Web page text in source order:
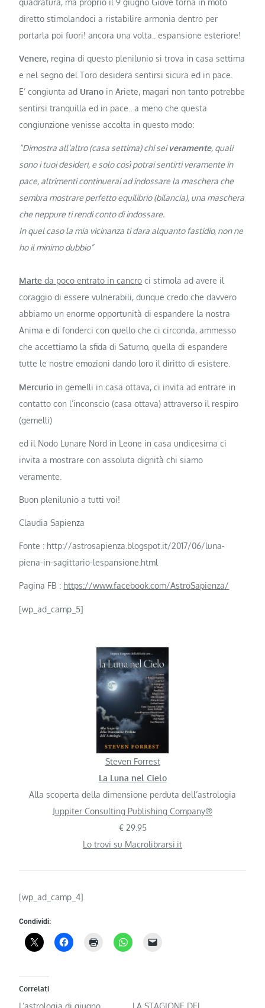
quadratura, ma proprio il 9 giugno Giove torna in moto
diretto stimolandoci a ristabilire armonia dentro per
portarla poi fuori! ancora una volta.. espansione esteriore!
Venere, regina di questo plenilunio si trova in casa settima
e nel segno del Toro desidera sentirsi sicura ed in pace.
E’ congiunta ad Urano in Ariete, magari non tanto potrebbe
sentirsi tranquilla ed in pace.. a meno che questa
congiunzione venisse accolta in questo modo:
“Dimostra all’altro (casa settima) chi seiveramente, quali
sono i tuoi desideri, e solo così potrai sentirti veramente in
pace, altrimenti continuerai ad indossare la maschera che
sembra mostrare perfetto equilibrio (bilancia), una maschera
che neppure ti rendi conto di indossare.
In quel caso la mia vicinanza ti dara alquanto fastidio, non ne
ho il minimo dubbio”
Marte da poco entrato in cancro ci stimola ad avere il
coraggio di essere vulnerabili, dunque credo che davvero
abbiamo un enorme opportunità di espandere la nostra
Anima e di fonderci con quello che ci circonda, ammesso
che accettiamo la sfida di Saturno, quella di espandere
tutte le nostre emozioni dando loro il diritto di esistere.
Mercurio in gemelli in casa ottava, ci invita ad entrare in
contatto con l’inconscio (casa ottava) attraverso il respiro
(gemelli)
ed il Nodo Lunare Nord in Leone in casa undicesima ci
invita a mostrare con assoluta dignità chi siamo
veramente.
Buon plenilunio a tutti voi!
Claudia Sapienza
Fonte : http://astrosapienza.blogspot.it/2017/06/luna-
piena-in-sagittario-lespansione.html
Pagina FB : https://www.facebook.com/AstroSapienza/
[wp_ad_camp_5]
Steven Forrest
La Luna nel Cielo
Alla scoperta della dimensione perduta dell’astrologia
Juppiter Consulting Publishing Company®
€ 29.95
Lo trovi su Macrolibrarsi.it
[wp_ad_camp_4]
Condividi:
Correlati
L’astrologia di giugno LA STAGIONE DEL